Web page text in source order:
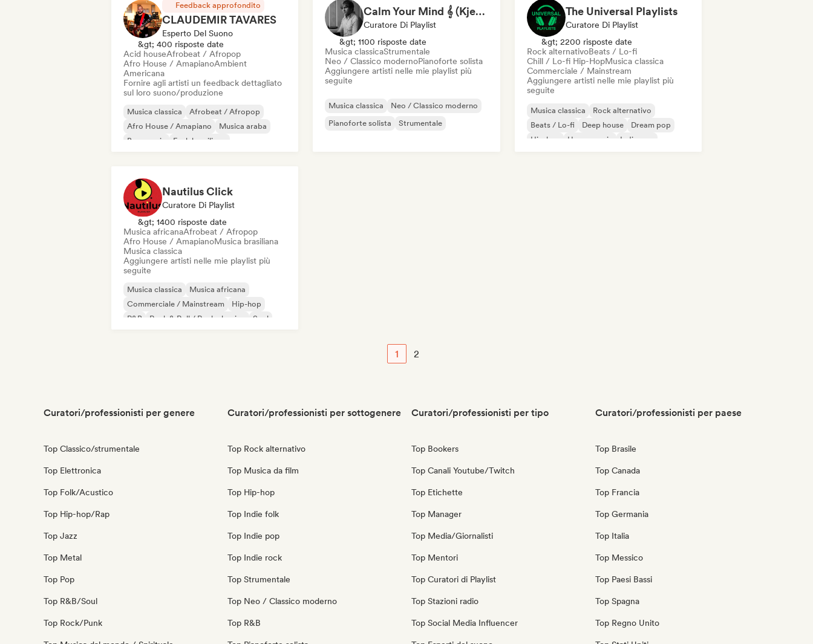
Feedback approfondito
CLAUDEMIR TAVARES
Esperto Del Suono
&gt; 400 risposte date
Acid houseAfrobeat / Afropop
Afro House / AmapianoAmbient
Americana
Fornire agli artisti un feedback dettagliato
sul loro suono/produzione
Musica classica
Afrobeat / Afropop
Afro House / Amapiano
Musica araba
Bass music
Funk brasiliano
Calm Your Mind 𝄞 (Kjell Sønksen)
Curatore Di Playlist
&gt; 1100 risposte date
Musica classicaStrumentale
Neo / Classico modernoPianoforte solista
Aggiungere artisti nelle mie playlist più
seguite
Musica classica
Neo / Classico moderno
Pianoforte solista
Strumentale
The Universal Playlists
Curatore Di Playlist
&gt; 2200 risposte date
Rock alternativoBeats / Lo-fi
Chill / Lo-fi Hip-HopMusica classica
Commerciale / Mainstream
Aggiungere artisti nelle mie playlist più
seguite
Musica classica
Rock alternativo
Beats / Lo-fi
Deep house
Dream pop
Hip-hop
House music Indie pop
Nautilus Click
Curatore Di Playlist
&gt; 1400 risposte date
Musica africanaAfrobeat / Afropop
Afro House / AmapianoMusica brasiliana
Musica classica
Aggiungere artisti nelle mie playlist più
seguite
Musica classica
Musica africana
Commerciale / Mainstream
Hip-hop
R&B
Rock & Roll / Rock classico
Soul
1 2
Curatori/professionisti per genere
Top Classico/strumentale
Top Elettronica
Top Folk/Acustico
Top Hip-hop/Rap
Top Jazz
Top Metal
Top Pop
Top R&B/Soul
Top Rock/Punk
Curatori/professionisti per sottogenere
Top Rock alternativo
Top Musica da film
Top Hip-hop
Top Indie folk
Top Indie pop
Top Indie rock
Top Strumentale
Top Neo / Classico moderno
Top R&B
Curatori/professionisti per tipo
Top Bookers
Top Canali Youtube/Twitch
Top Etichette
Top Manager
Top Media/Giornalisti
Top Mentori
Top Curatori di Playlist
Top Stazioni radio
Top Social Media Influencer
Curatori/professionisti per paese
Top Brasile
Top Canada
Top Francia
Top Germania
Top Italia
Top Messico
Top Paesi Bassi
Top Spagna
Top Regno Unito